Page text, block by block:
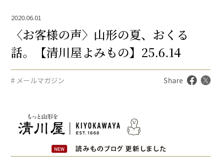
2020.06.01
〈お客様の声〉山形の夏、おくる
話。【清川屋よみもの】25.6.14
# メールマガジン Share